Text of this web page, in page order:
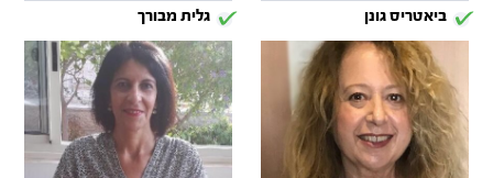
ביאטריס גונן גלית מבורך